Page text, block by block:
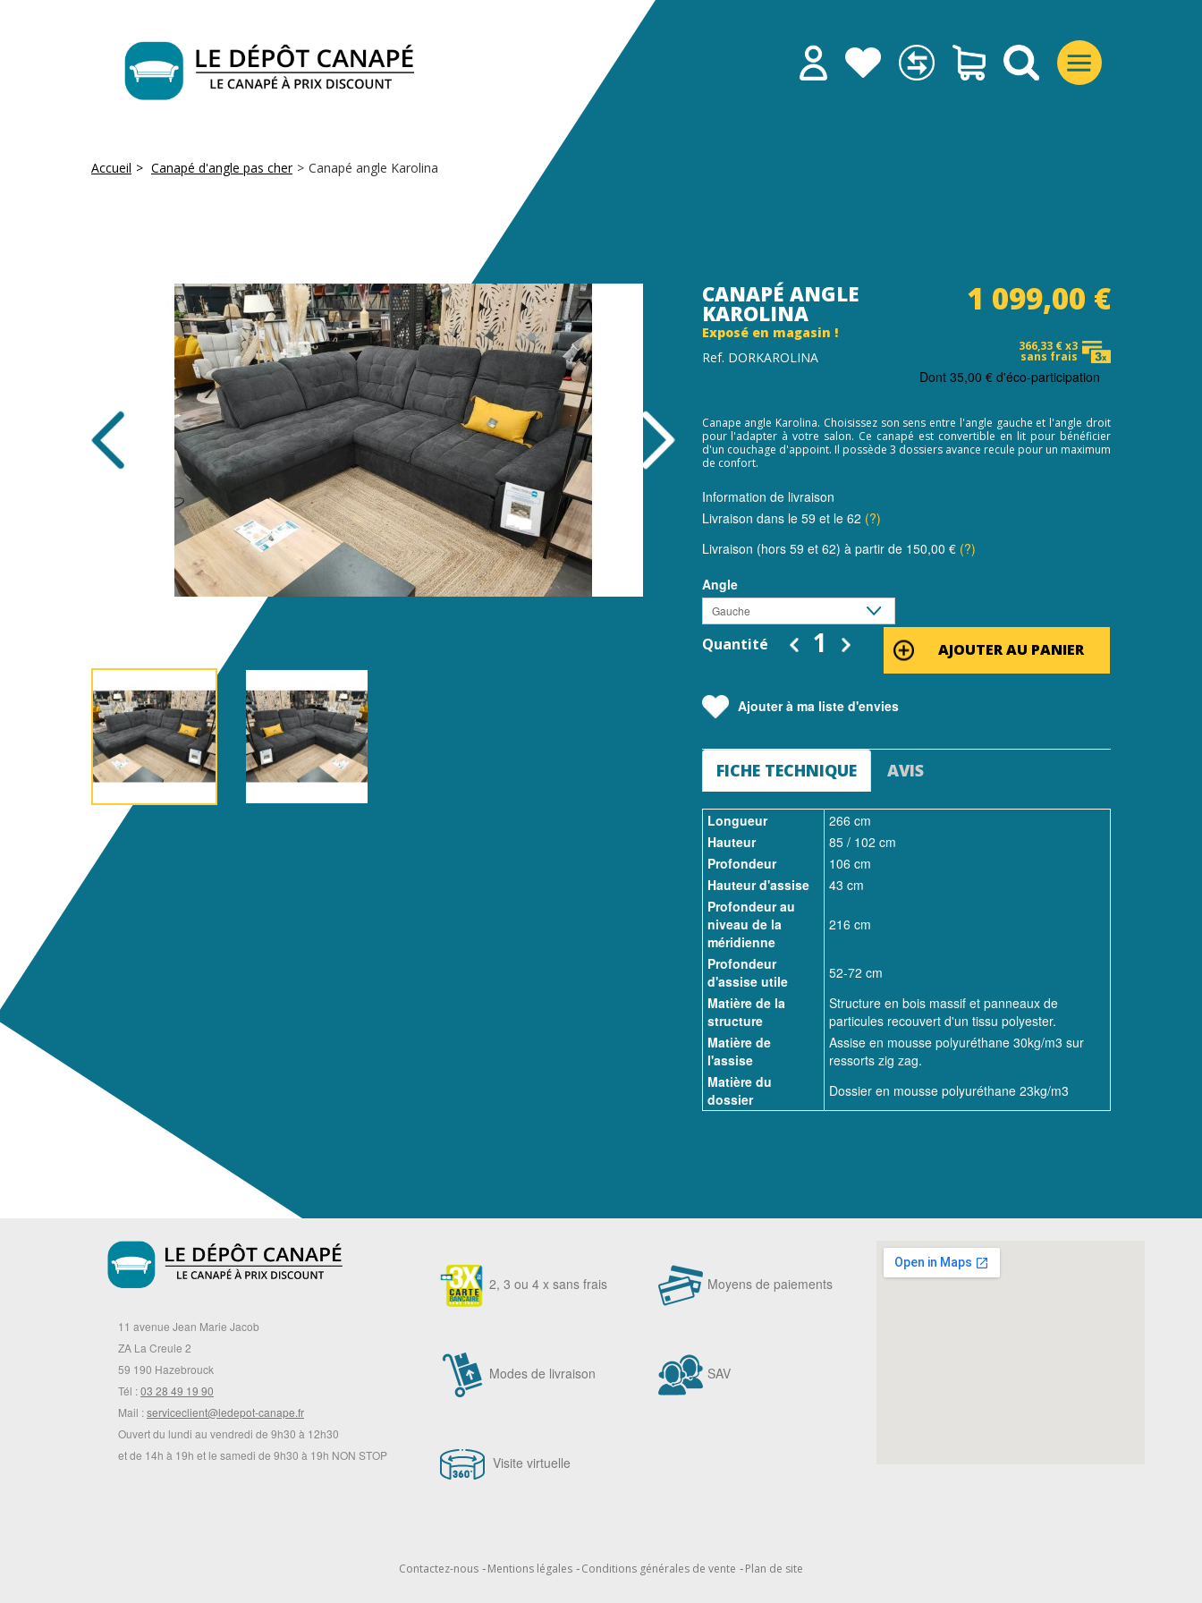
Accueil > Canapé d'angle pas cher > Canapé angle Karolina
CANAPÉ ANGLE
KAROLINA
Exposé en magasin !
Ref. DORKAROLINA
1 099,00 €
366,33 € x3
sans frais
Dont35,00 € d'éco-participation
Canape angle Karolina. Choisissez son sens entre l'angle gauche et l'angle droit
pour l'adapter à votre salon. Ce canapé est convertible en lit pour bénéficier
d'un couchage d'appoint. Il possède 3 dossiers avance recule pour un maximum
de confort.
Information de livraison
Livraison dans le 59 et le 62 (?)
Livraison (hors 59 et 62) à partir de 150,00 € (?)
Angle
Gauche
Quantité AJOUTER AU PANIER
Ajouter à ma liste d'envies
FICHE TECHNIQUE AVIS
Longueur
266 cm
Hauteur
85 / 102 cm
Profondeur
106 cm
Hauteur d'assise
43 cm
Profondeur au
niveau de la
méridienne
216 cm
Profondeur
d'assise utile
52-72 cm
Matière de la
structure
Structure en bois massif et panneaux de
particules recouvert d'un tissu polyester.
Matière de
l'assise
Assise en mousse polyuréthane 30kg/m3 sur
ressorts zig zag.
Matière du
dossier
Dossier en mousse polyuréthane 23kg/m3
11 avenue Jean Marie Jacob
ZA La Creule 2
59 190 Hazebrouck
Tél :03 28 49 19 90
Mail :serviceclient@ledepot-canape.fr
Ouvert du lundi au vendredi de 9h30 à 12h30
et de 14h à 19h et le samedi de 9h30 à 19h NON STOP
2, 3 ou 4 x sans frais Moyens de paiements
Modes de livraison SAV
Visite virtuelle
Contactez-nous Mentions légales Conditions générales de vente Plan de site